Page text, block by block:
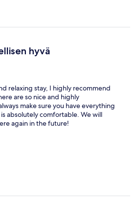
hyvä
relaxing stay, I highly recommend
are so nice and highly
make sure you have everything
absolutely comfortable. We will
again in the future!